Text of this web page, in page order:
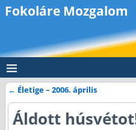
Fokoláre Mozgalom
Bejegyzés navigáció
← Életige – 2006. április
Áldott